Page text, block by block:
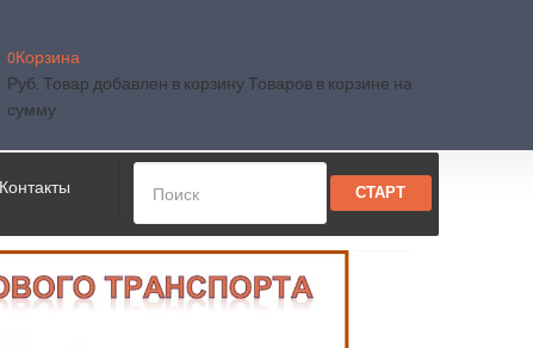
0Корзина
Руб. Товар добавлен в корзину Товаров в корзине на
сумму
Контакты